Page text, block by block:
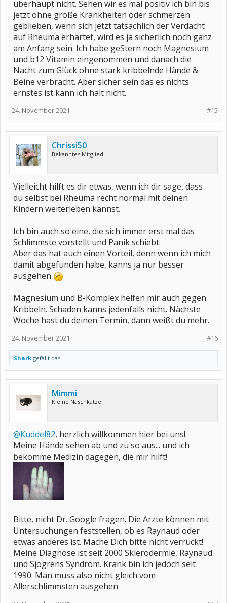
überhaupt nicht. Sehen wir es mal positiv ich bin bis
jetzt ohne große Krankheiten oder schmerzen
geblieben, wenn sich jetzt tatsächlich der Verdacht
auf Rheuma erhärtet, wird es ja sicherlich noch ganz
am Anfang sein. Ich habe geStern noch Magnesium
und b12 Vitamin eingenommen und danach die
Nacht zum Glück ohne stark kribbelnde Hände &
Beine verbracht. Aber sicher sein das es nichts
ernstes ist kann ich halt nicht.
#15
24. November 2021
Chrissi50
Bekanntes Mitglied
Vielleicht hilft es dir etwas, wenn ich dir sage, dass
du selbst bei Rheuma recht normal mit deinen
Kindern weiterleben kannst.
Ich bin auch so eine, die sich immer erst mal das
Schlimmste vorstellt und Panik schiebt.
Aber das hat auch einen Vorteil, denn wenn ich mich
damit abgefunden habe, kanns ja nur besser
ausgehen
Magnesium und B-Komplex helfen mir auch gegen
Kribbeln. Schaden kanns jedenfalls nicht. Nächste
Woche hast du deinen Termin, dann weißt du mehr.
#16
24. November 2021
Shark gefällt das.
Mimmi
Kleine Naschkatze
@Kuddel82, herzlich willkommen hier bei uns!
Meine Hände sehen ab und zu so aus... und ich
bekomme Medizin dagegen, die mir hilft!
Bitte, nicht Dr. Google fragen. Die Ärzte können mit
Untersuchungen feststellen, ob es Raynaud oder
etwas anderes ist. Mache Dich bitte nicht verrückt!
Meine Diagnose ist seit 2000 Sklerodermie, Raynaud
und Sjögrens Syndrom. Krank bin ich jedoch seit
1990. Man muss also nicht gleich vom
Allerschlimmsten ausgehen.